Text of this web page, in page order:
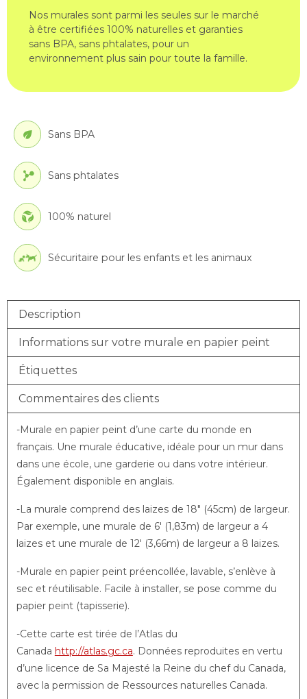
Nos murales sont parmi les seules sur le marché
à être certifiées 100% naturelles et garanties
sans BPA, sans phtalates, pour un
environnement plus sain pour toute la famille.
Sans BPA
Sans phtalates
100% naturel
Sécuritaire pour les enfants et les animaux
Description
Informations sur votre murale en papier peint
Étiquettes
Commentaires des clients
-Murale en papier peint d’une carte du monde en
français. Une murale éducative, idéale pour un mur dans
dans une école, une garderie ou dans votre intérieur.
Également disponible en anglais.
-La murale comprend des laizes de 18″ (45cm) de largeur.
Par exemple, une murale de 6′ (1,83m) de largeur a 4
laizes et une murale de 12′ (3,66m) de largeur a 8 laizes.
-Murale en papier peint préencollée, lavable, s’enlève à
sec et réutilisable. Facile à installer, se pose comme du
papier peint (tapisserie).
-Cette carte est tirée de l’Atlas du
Canada http://atlas.gc.ca. Données reproduites en vertu
d’une licence de Sa Majesté la Reine du chef du Canada,
avec la permission de Ressources naturelles Canada.